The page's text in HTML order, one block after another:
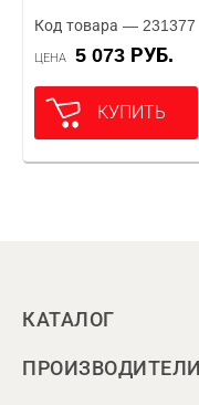
Код товара — 231377
ЦЕНА 5 073 РУБ.
КУПИТЬ
КАТАЛОГ
ПРОИЗВОДИТЕЛИ